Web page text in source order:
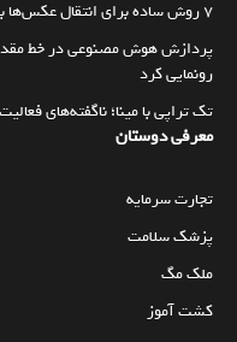
۷ روش ساده برای انتقال عکس‌ها بدون افت کیفیت
پردازش هوش مصنوعی در خط مقدم؛
رونمایی کرد
تک تراپی با مینا؛ ناگفته‌های
معرفی دوستان
تجارت سرمایه
پزشک سلامت
ملک مگ
کشت آموز